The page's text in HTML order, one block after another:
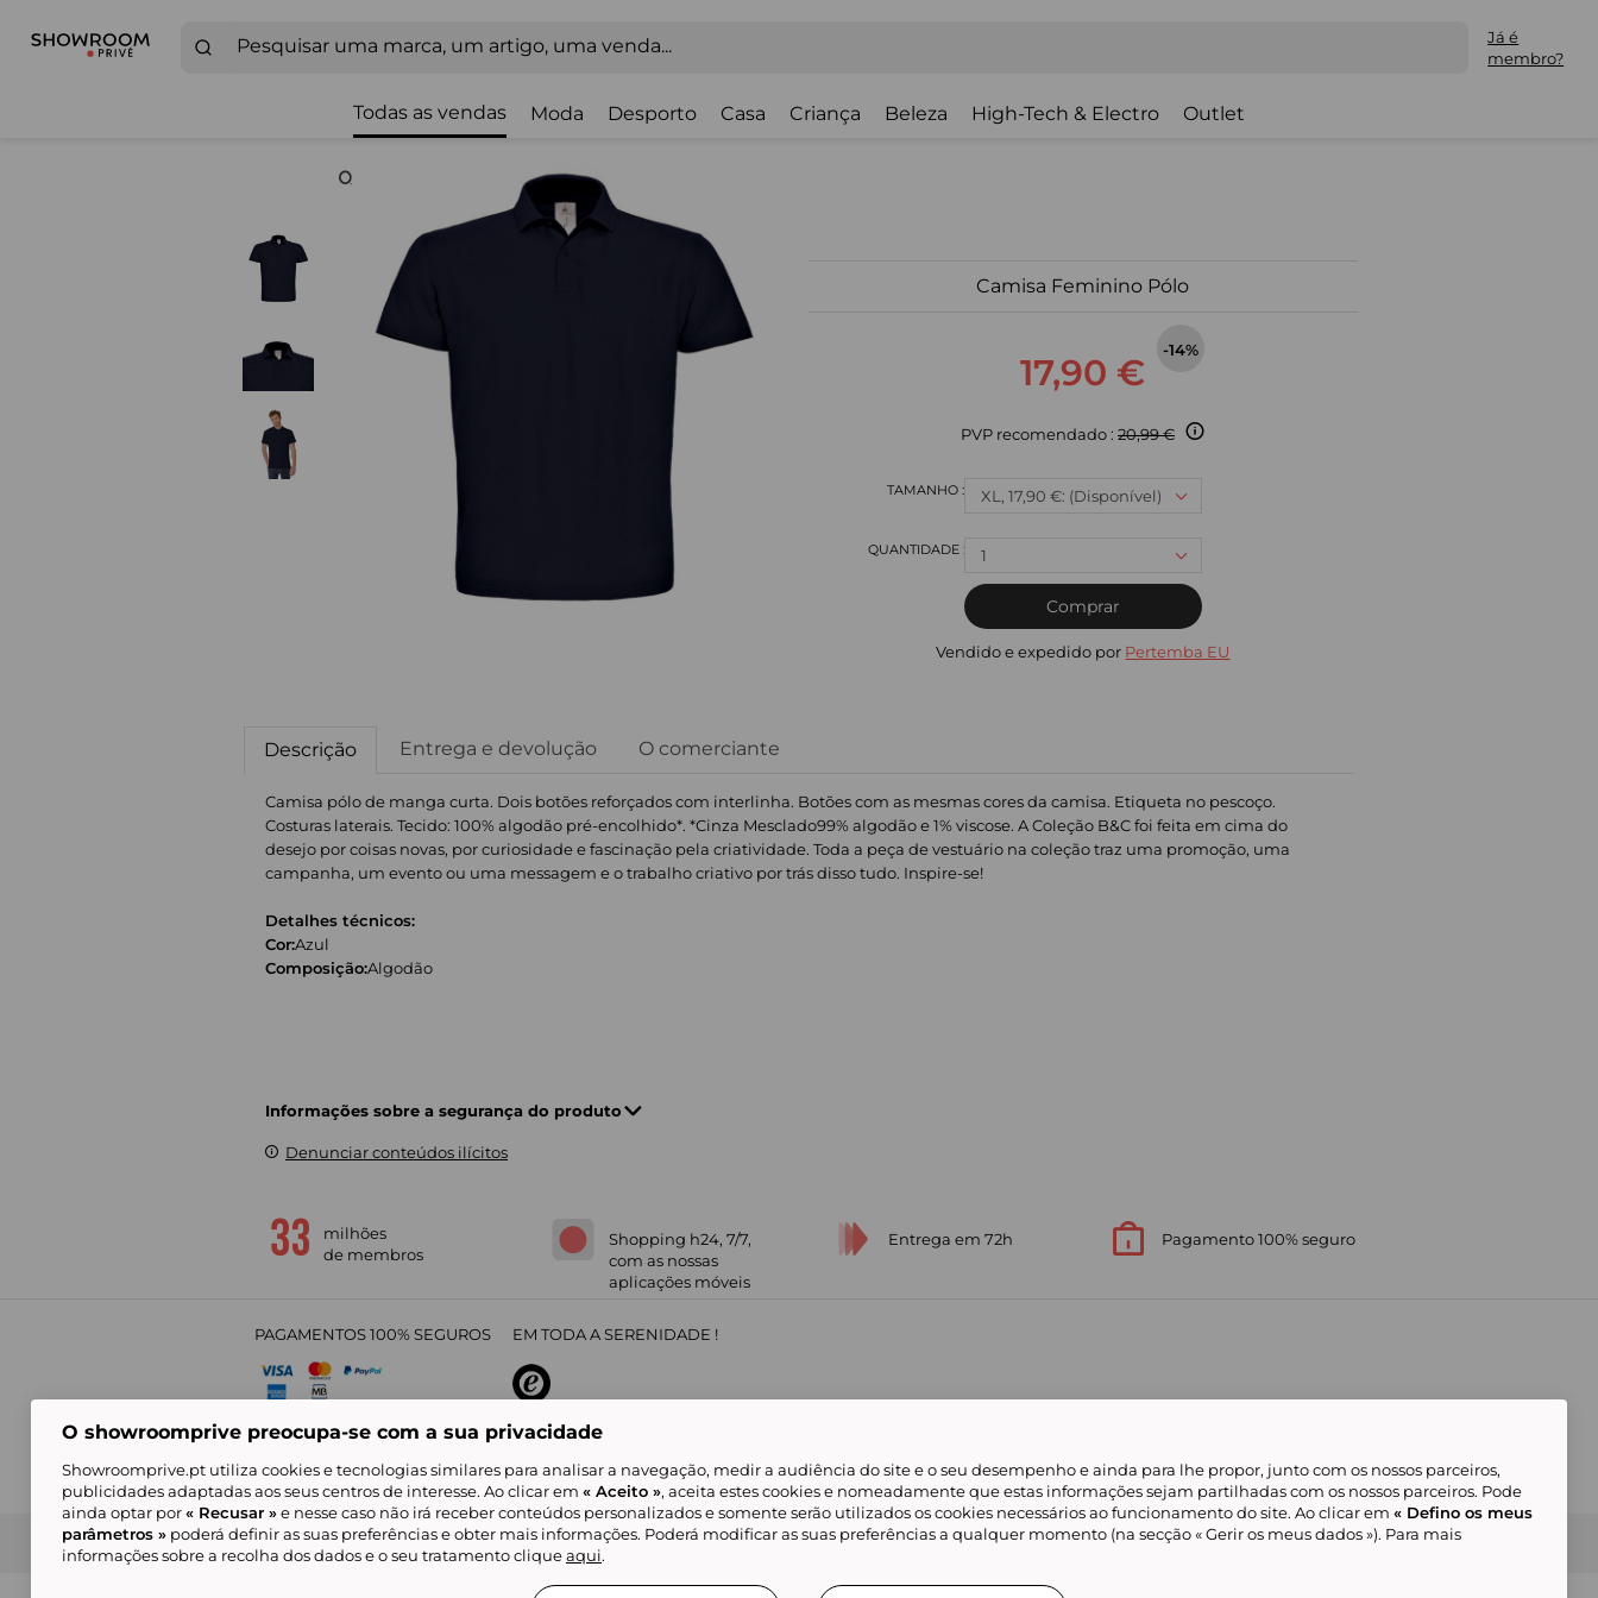
Já é
membro?
Todas as vendas Moda Desporto Casa Criança Beleza High-Tech & Electro Outlet
Camisa Feminino Pólo
17,90 €
-14%
PVP recomendado : 20,99 €
XL, 17,90 €: (Disponível)
1
Comprar
Vendido e expedido por Pertemba EU
Descrição Entrega e devolução O comerciante
Camisa pólo de manga curta. Dois botões reforçados com interlinha. Botões com as mesmas cores da camisa. Etiqueta no pescoço.
Costuras laterais. Tecido: 100% algodão pré-encolhido*. *Cinza Mesclado99% algodão e 1% viscose. A Coleção B&C foi feita em cima do
desejo por coisas novas, por curiosidade e fascinação pela criatividade. Toda a peça de vestuário na coleção traz uma promoção, uma
campanha, um evento ou uma messagem e o trabalho criativo por trás disso tudo. Inspire-se!
Detalhes técnicos:
Cor:Azul
Composição:Algodão
Informações sobre a segurança do produto
Denunciar conteúdos ilícitos
milhões
de membros
Shopping h24, 7/7,
com as nossas
aplicações móveis
Entrega em 72h Pagamento 100% seguro
PAGAMENTOS 100% SEGUROS EM TODA A SERENIDADE !
4,31/5 sobre
Condições Gerais de Venda Política de Confidencialidade Livro de Reclamações Showroomprive group Ajuda e Contacto Gerir os meus cookies
Condições Gerais
de Marketplace
Alguns visuais são gerados com inteligência artificial
O showroomprive preocupa-se com a sua privacidade
Showroomprive.pt utiliza cookies e tecnologias similares para analisar a navegação, medir a audiência do site e o seu desempenho e ainda para lhe propor, junto com os nossos parceiros,
publicidades adaptadas aos seus centros de interesse. Ao clicar em « Aceito », aceita estes cookies e nomeadamente que estas informações sejam partilhadas com os nossos parceiros. Pode
ainda optar por« Recusar »e nesse caso não irá receber conteúdos personalizados e somente serão utilizados os cookies necessários ao funcionamento do site. Ao clicar em « Defino os meus
parâmetros » poderá definir as suas preferências e obter mais informações. Poderá modificar as suas preferências a qualquer momento (na secção « Gerir os meus dados »). Para mais
informações sobre a recolha dos dados e o seu tratamento cliqueaqui.